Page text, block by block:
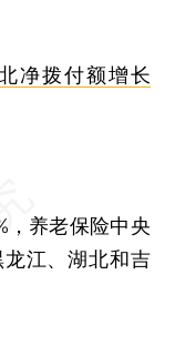
净拨付额增长
，养老保险中央
江、湖北和吉